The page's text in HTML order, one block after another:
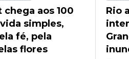
chega aos 100
simples,
fé, pela
flores
Rio